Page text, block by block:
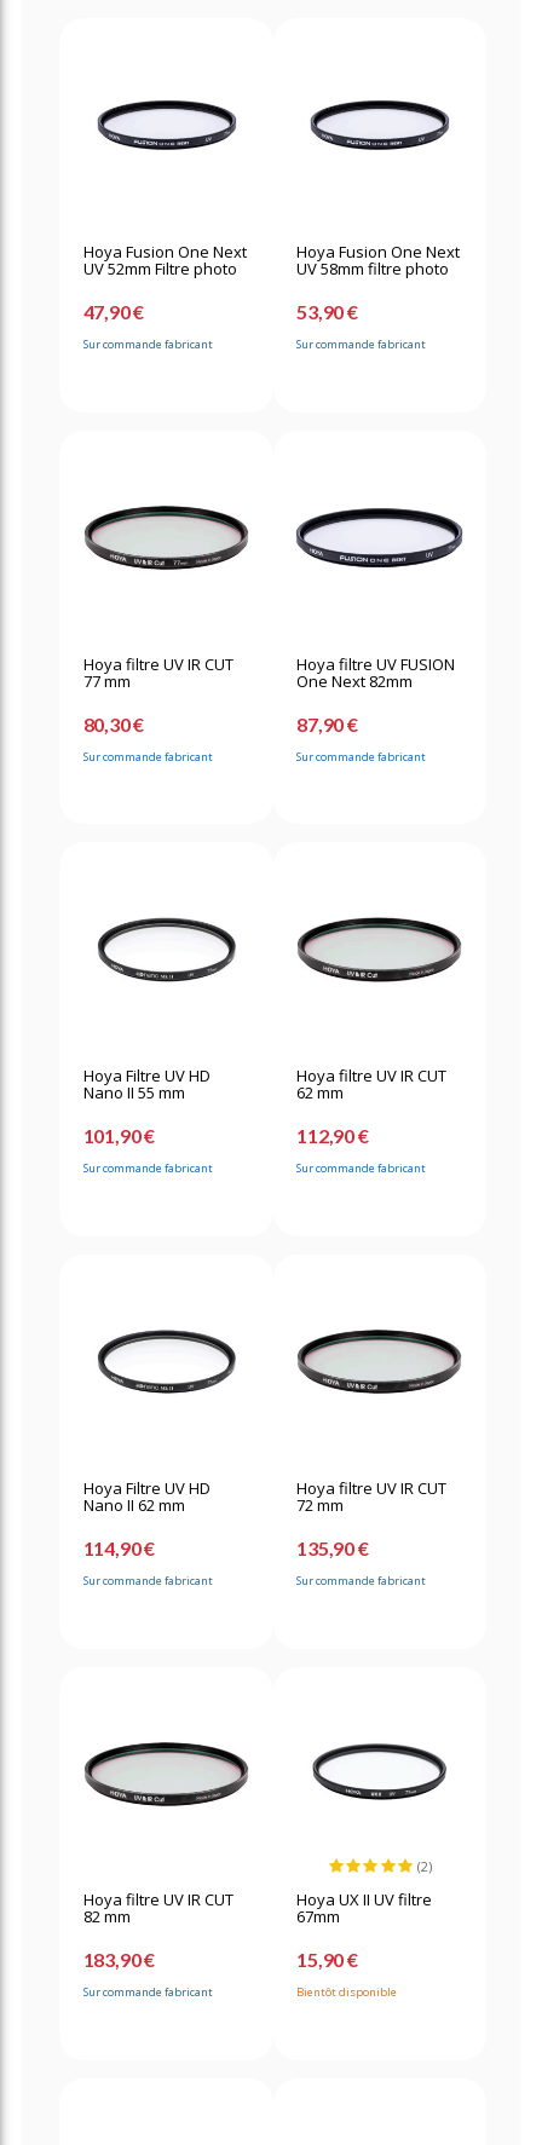
Hoya Fusion One Next
UV 52mm Filtre photo
47,90 €
Sur commande fabricant
Hoya Fusion One Next
UV 58mm filtre photo
53,90 €
Sur commande fabricant
Hoya filtre UV IR CUT
77 mm
80,30 €
Sur commande fabricant
Hoya filtre UV FUSION
One Next 82mm
87,90 €
Sur commande fabricant
Hoya Filtre UV HD
Nano II 55 mm
101,90 €
Sur commande fabricant
Hoya filtre UV IR CUT
62 mm
112,90 €
Sur commande fabricant
Hoya Filtre UV HD
Nano II 62 mm
114,90 €
Sur commande fabricant
Hoya filtre UV IR CUT
72 mm
135,90 €
Sur commande fabricant
Hoya filtre UV IR CUT
82 mm
183,90 €
Sur commande fabricant
(2)
Hoya UX II UV filtre
67mm
15,90 €
Bientôt disponible